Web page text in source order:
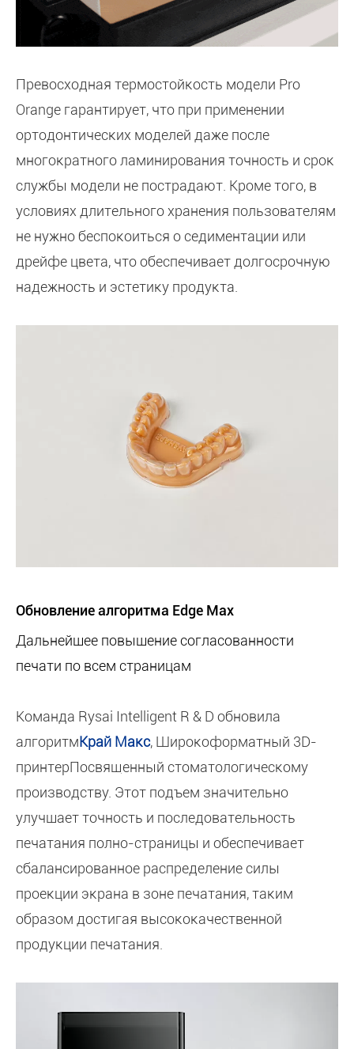
Превосходная термостойкость модели Pro
Orange гарантирует, что при применении
ортодонтических моделей даже после
многократного ламинирования точность и срок
службы модели не пострадают. Кроме того, в
условиях длительного хранения пользователям
не нужно беспокоиться о седиментации или
дрейфе цвета, что обеспечивает долгосрочную
надежность и эстетику продукта.
Обновление алгоритма Edge Max
Дальнейшее повышение согласованности
печати по всем страницам
Команда Rysai Intelligent R & D обновила
алгоритмКрай Макс, Широкоформатный 3D-
принтерПосвященный стоматологическому
производству. Этот подъем значительно
улучшает точность и последовательность
печатания полно-страницы и обеспечивает
сбалансированное распределение силы
проекции экрана в зоне печатания, таким
образом достигая высококачественной
продукции печатания.